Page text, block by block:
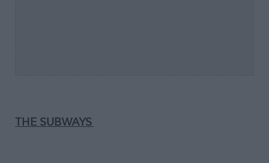
THE SUBWAYS